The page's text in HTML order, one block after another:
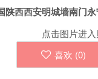
陕西西安明城墙南门
点击图片进
喜欢 (0)